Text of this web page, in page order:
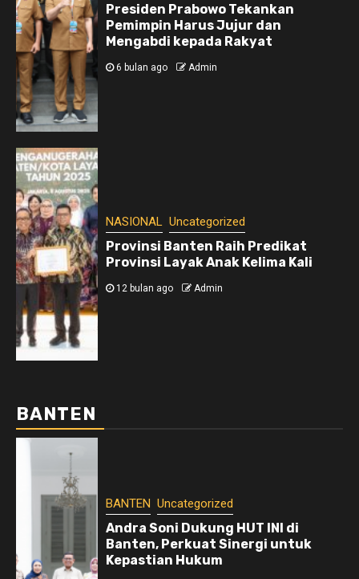
Presiden Prabowo Tekankan
Pemimpin Harus Jujur dan
Mengabdi kepada Rakyat
6 bulan ago Admin
NASIONAL Uncategorized
Provinsi Banten Raih Predikat
Provinsi Layak Anak Kelima Kali
12 bulan ago Admin
BANTEN
BANTEN Uncategorized
Andra Soni Dukung HUT INI di
Banten, Perkuat Sinergi untuk
Kepastian Hukum